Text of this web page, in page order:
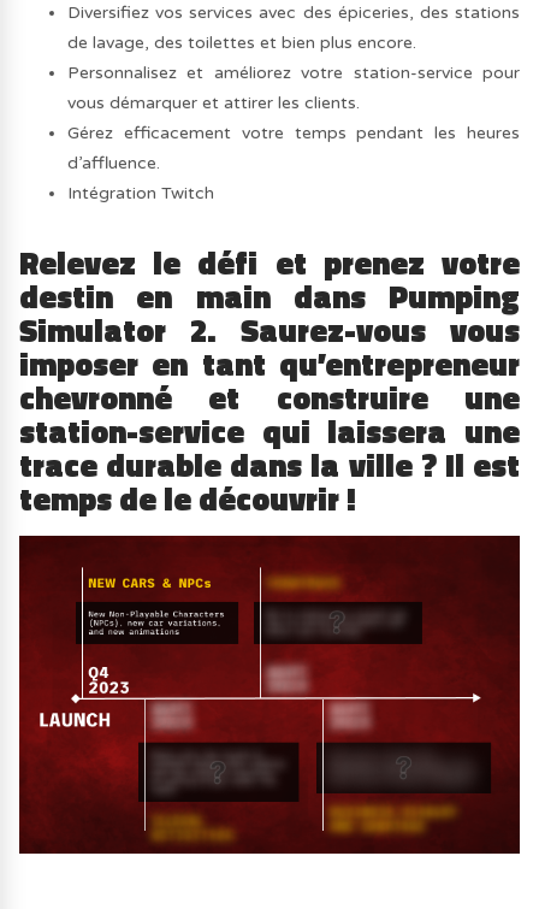
Diversifiez vos services avec des épiceries, des stations
de lavage, des toilettes et bien plus encore.
Personnalisez et améliorez votre station-service pour
vous démarquer et attirer les clients.
Gérez efficacement votre temps pendant les heures
d’affluence.
Intégration Twitch
Relevez le défi et prenez votre
destin en main dans Pumping
Simulator 2. Saurez-vous vous
imposer en tant qu’entrepreneur
chevronné et construire une
station-service qui laissera une
trace durable dans la ville ? Il est
temps de le découvrir !